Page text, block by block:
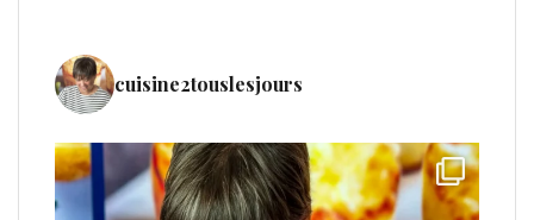
cuisine2touslesjours